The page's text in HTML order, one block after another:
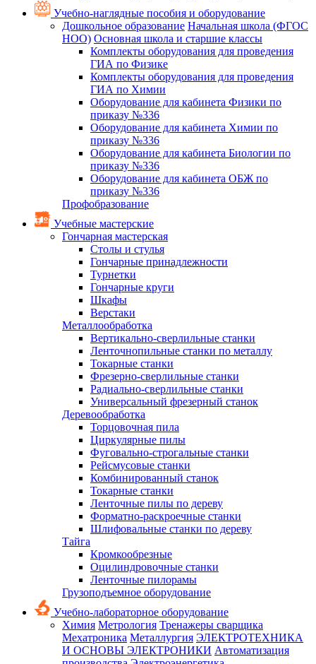
Учебно-наглядные пособия и оборудование
Дошкольное образование Начальная школа (ФГОС
НОО) Основная школа и старшие классы
Комплекты оборудования для проведения
ГИА по Физике
Комплекты оборудования для проведения
ГИА по Химии
Оборудование для кабинета Физики по
приказу №336
Оборудование для кабинета Химии по
приказу №336
Оборудование для кабинета Биологии по
приказу №336
Оборудование для кабинета ОБЖ по
приказу №336
Профобразование
Учебные мастерские
Гончарная мастерская
Столы и стулья
Гончарные принадлежности
Турнетки
Гончарные круги
Шкафы
Верстаки
Металлообработка
Вертикально-сверлильные станки
Ленточнопильные станки по металлу
Токарные станки
Фрезерно-сверлильные станки
Радиально-сверлильные станки
Универсальный фрезерный станок
Деревообработка
Торцовочная пила
Циркулярные пилы
Фуговально-строгальные станки
Рейсмусовые станки
Комбинированный станок
Токарные станки
Ленточные пилы по дереву
Форматно-раскроечные станки
Шлифовальные станки по дереву
Тайга
Кромкообрезные
Оцилиндровочные станки
Ленточные пилорамы
Грузоподъемное оборудование
Учебно-лабораторное оборудование
Химия Метрология Тренажеры сварщика
Мехатроника Металлургия ЭЛЕКТРОТЕХНИКА
И ОСНОВЫ ЭЛЕКТРОНИКИ Автоматизация